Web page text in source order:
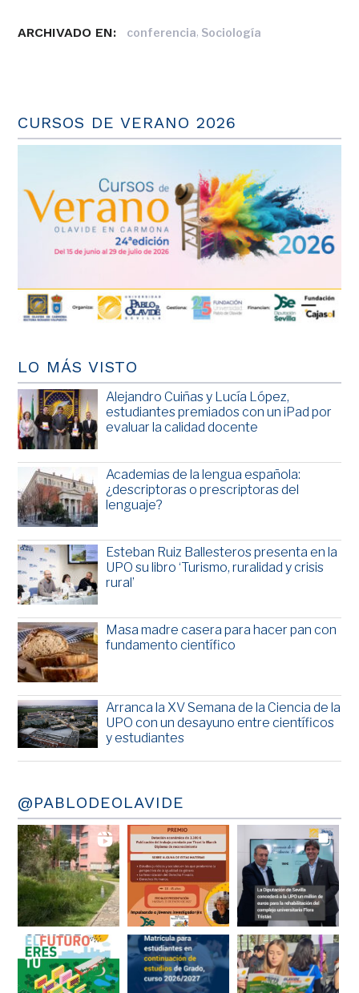
ARCHIVADO EN: conferencia, Sociología
CURSOS DE VERANO 2026
LO MÁS VISTO
Alejandro Cuiñas y Lucía López,
estudiantes premiados con un iPad por
evaluar la calidad docente
Academias de la lengua española:
¿descriptoras o prescriptoras del
lenguaje?
Esteban Ruiz Ballesteros presenta en la
UPO su libro ‘Turismo, ruralidad y crisis
rural’
Masa madre casera para hacer pan con
fundamento científico
Arranca la XV Semana de la Ciencia de la
UPO con un desayuno entre científicos
y estudiantes
@PABLODEOLAVIDE